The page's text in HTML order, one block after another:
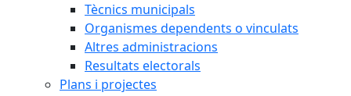
Tècnics municipals
Organismes dependents o vinculats
Altres administracions
Resultats electorals
Plans i projectes